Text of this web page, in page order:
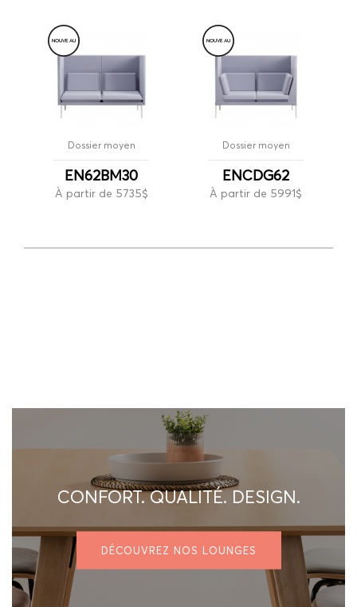
NOUVEAU
Dossier moyen
EN62BM30
À partir de 5735$
NOUVEAU
Dossier moyen
ENCDG62
À partir de 5991$
CONFORT. QUALITÉ. DESIGN.
DÉCOUVREZ NOS LOUNGES